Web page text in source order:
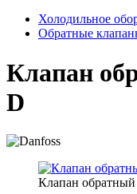
Холодильное
Обратные
Клапан
D
Клапан